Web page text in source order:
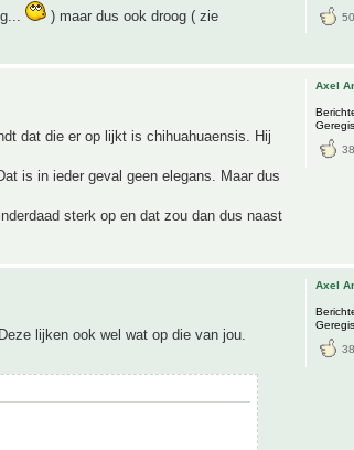
) maar dus ook droog ( zie
dat die er op lijkt is chihuahuaensis. Hij
is in ieder geval geen elegans. Maar dus
sterk op en dat zou dan dus naast
Axel
lijken ook wel wat op die van jou.
Axel